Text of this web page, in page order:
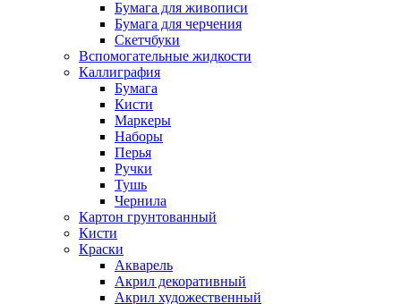
Бумага для живописи
Бумага для черчения
Скетчбуки
Вспомогательные жидкости
Каллиграфия
Бумага
Кисти
Маркеры
Наборы
Перья
Ручки
Тушь
Чернила
Картон грунтованный
Кисти
Краски
Акварель
Акрил декоративный
Акрил художественный